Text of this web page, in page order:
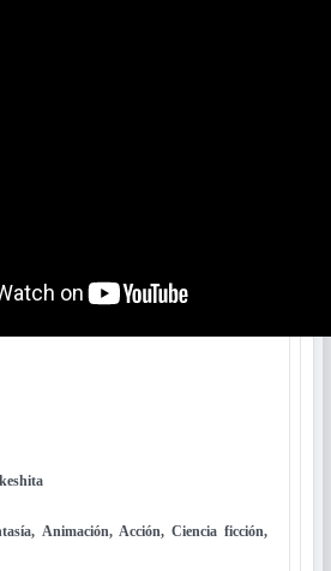
Animación, Acción, Ciencia ficción,